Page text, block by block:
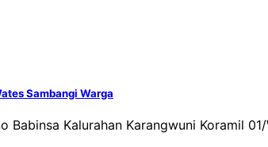
Sambangi Warga
Babinsa Kalurahan Karangwuni Koramil